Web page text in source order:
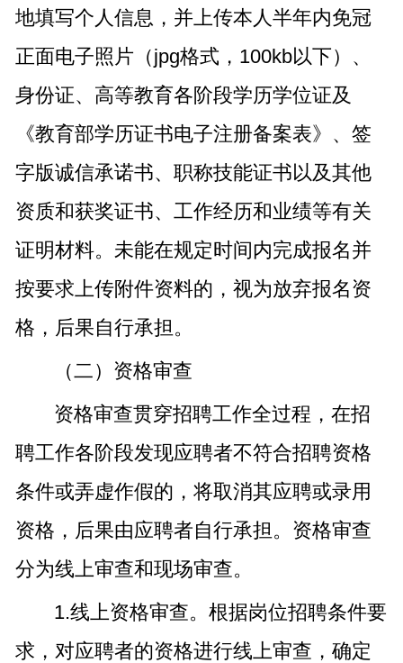
地填写个人信息，并上传本人半年内免冠
正面电子照片（jpg格式，100kb以下）、
身份证、高等教育各阶段学历学位证及
《教育部学历证书电子注册备案表》、签
字版诚信承诺书、职称技能证书以及其他
资质和获奖证书、工作经历和业绩等有关
证明材料。未能在规定时间内完成报名并
按要求上传附件资料的，视为放弃报名资
格，后果自行承担。
（二）资格审查
资格审查贯穿招聘工作全过程，在招
聘工作各阶段发现应聘者不符合招聘资格
条件或弄虚作假的，将取消其应聘或录用
资格，后果由应聘者自行承担。资格审查
分为线上审查和现场审查。
1.线上资格审查。根据岗位招聘条件要
求，对应聘者的资格进行线上审查，确定